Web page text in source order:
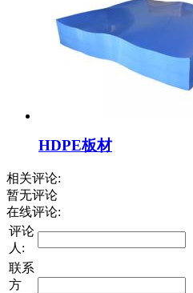
HDPE板材
相关评论:
暂无评论
在线评论:
评论
人:
联系
方